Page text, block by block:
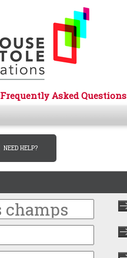
Frequently Asked Questions
NEED HELP?